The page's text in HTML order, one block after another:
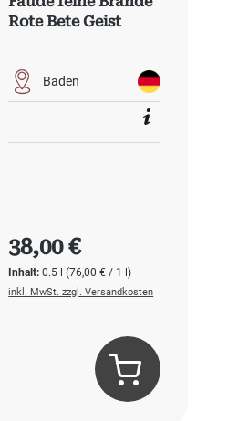
Rote Bete Geist
Baden
Inhalt:0.5 l(76,00 € / 1 l)
Regulärer Preis:
38,00 €
inkl. MwSt. zzgl. Versandkosten